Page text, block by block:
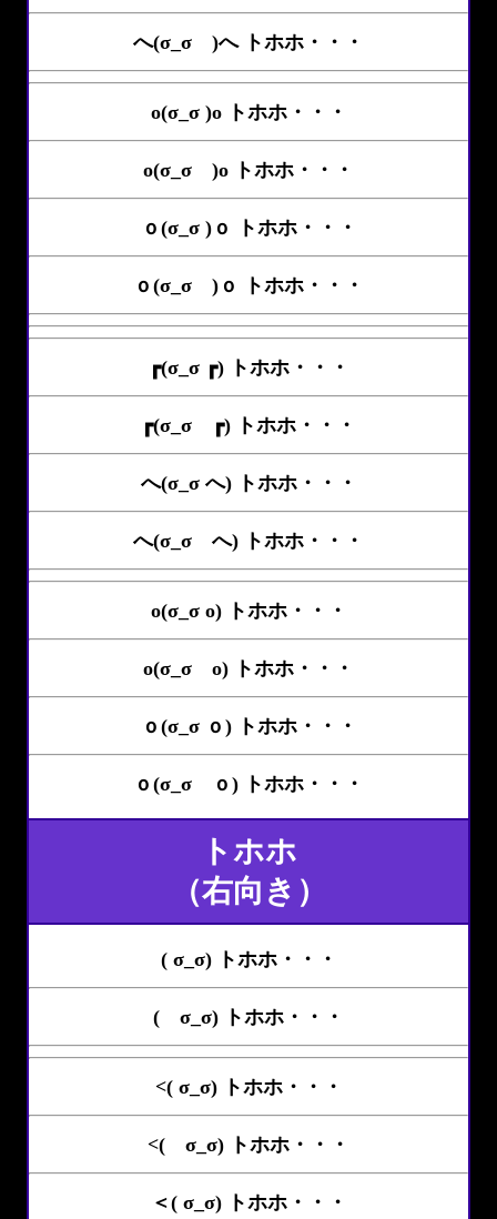
へ(σ_σ )へ トホホ・・・
o(σ_σ )o トホホ・・・
o(σ_σ )o トホホ・・・
ｏ(σ_σ )ｏ トホホ・・・
ｏ(σ_σ )ｏ トホホ・・・
┏(σ_σ ┏) トホホ・・・
┏(σ_σ ┏) トホホ・・・
へ(σ_σ へ) トホホ・・・
へ(σ_σ へ) トホホ・・・
o(σ_σ o) トホホ・・・
o(σ_σ o) トホホ・・・
ｏ(σ_σ ｏ) トホホ・・・
ｏ(σ_σ ｏ) トホホ・・・
トホホ
（右向き）
( σ_σ) トホホ・・・
( σ_σ) トホホ・・・
<( σ_σ) トホホ・・・
<( σ_σ) トホホ・・・
＜( σ_σ) トホホ・・・